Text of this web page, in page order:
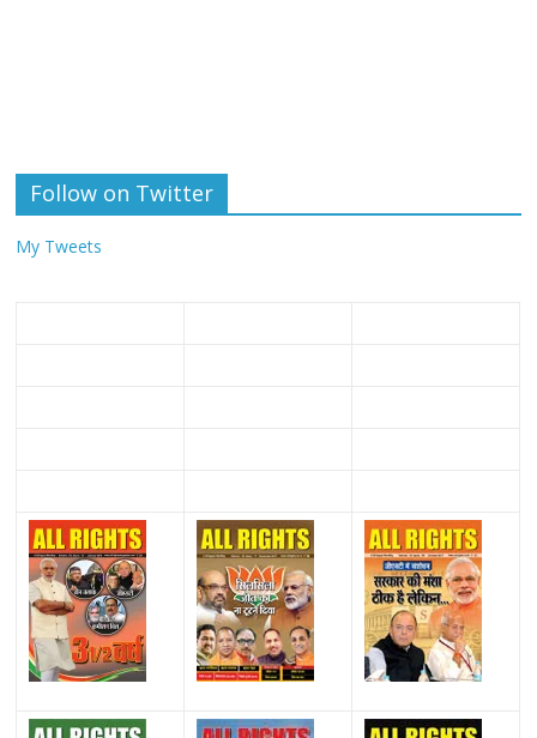
Follow on Twitter
My Tweets